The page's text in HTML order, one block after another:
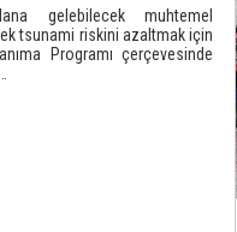
gelebilecek muhtemel
tsunami riskini azaltmak için
Programı çerçevesinde